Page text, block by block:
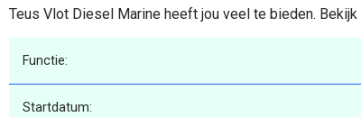
Teus Vlot Diesel Marine heeft jou veel te bieden.
Functie:
Startdatum: